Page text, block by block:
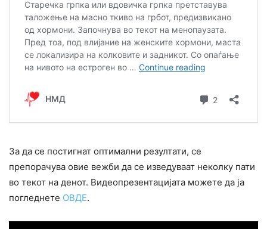
За да се постигнат оптимални резултати, се
препорачува овие вежби да се изведуваат неколку пати
во текот на денот. Видеопрезентацијата можете да ја
погледнете ОВДЕ.